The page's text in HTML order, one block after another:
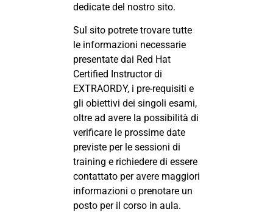
dedicate del nostro sito.
Sul sito potrete trovare tutte
le informazioni necessarie
presentate dai Red Hat
Certified Instructor di
EXTRAORDY, i pre-requisiti e
gli obiettivi dei singoli esami,
oltre ad avere la possibilità di
verificare le prossime date
previste per le sessioni di
training e richiedere di essere
contattato per avere maggiori
informazioni o prenotare un
posto per il corso in aula.